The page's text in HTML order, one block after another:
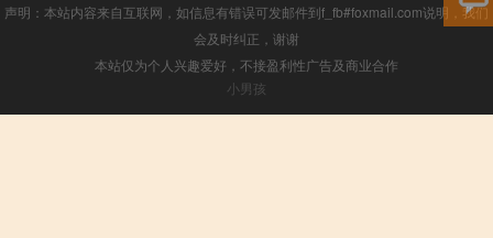
声明：本站内容来自互联网，如信息有错误可发邮件到f_fb#foxmail.com说明，我们
会及时纠正，谢谢
本站仅为个人兴趣爱好，不接盈利性广告及商业合作
小男孩